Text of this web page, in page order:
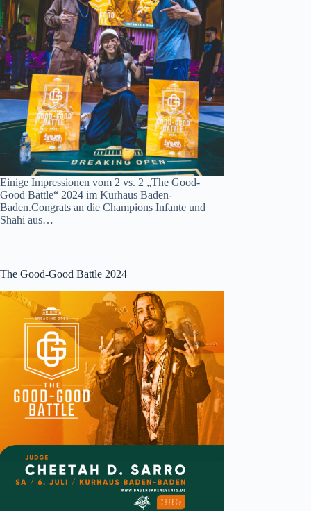
Einige Impressionen vom 2 vs. 2 „The Good-
Good Battle“ 2024 im Kurhaus Baden-
Baden.Congrats an die Champions Infante und
Shahi aus…
The Good-Good Battle 2024